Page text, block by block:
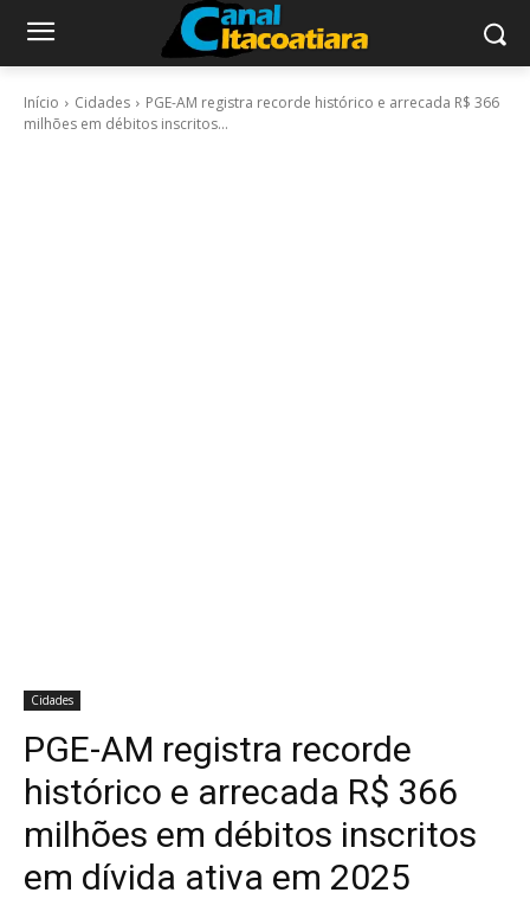
Início Cidades
PGE-AM registra recorde histórico e arrecada R$ 366
milhões em débitos inscritos...
Cidades
PGE-AM registra recorde
histórico e arrecada R$ 366
milhões em débitos inscritos
em dívida ativa em 2025